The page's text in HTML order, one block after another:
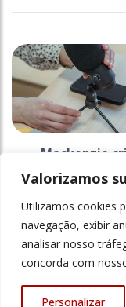
Valorizamos
Utilizamos cookies
navegação, exibir
analisar nosso
concorda com
Personalizar
Mackenzie
comunicar a
+ Mais Informações